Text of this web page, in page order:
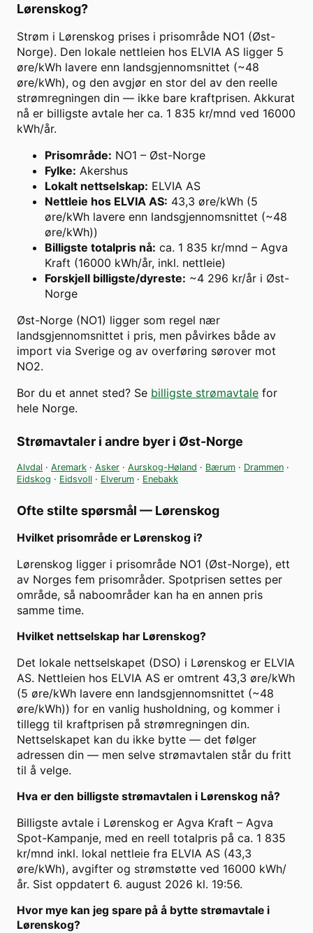
Lørenskog?
Strøm i Lørenskog prises i prisområde NO1 (Øst-
Norge). Den lokale nettleien hos ELVIA AS ligger 5
øre/kWh lavere enn landsgjennomsnittet (~48
øre/kWh), og den avgjør en stor del av den reelle
strømregningen din — ikke bare kraftprisen. Akkurat
nå er billigste avtale her ca. 1 835 kr/mnd ved 16000
kWh/år.
Prisområde: NO1 – Øst-Norge
Fylke: Akershus
Lokalt nettselskap: ELVIA AS
Nettleie hos ELVIA AS: 43,3 øre/kWh (5
øre/kWh lavere enn landsgjennomsnittet (~48
øre/kWh))
Billigste totalpris nå: ca. 1 835 kr/mnd – Agva
Kraft (16000 kWh/år, inkl. nettleie)
Forskjell billigste/dyreste: ~4 296 kr/år i Øst-
Norge
Øst-Norge (NO1) ligger som regel nær
landsgjennomsnittet i pris, men påvirkes både av
import via Sverige og av overføring sørover mot
NO2.
Bor du et annet sted? Se billigste strømavtale for
hele Norge.
Strømavtaler i andre byer i Øst-Norge
Alvdal · Aremark · Asker · Aurskog-Høland · Bærum · Drammen ·
Eidskog · Eidsvoll · Elverum · Enebakk
Ofte stilte spørsmål — Lørenskog
Hvilket prisområde er Lørenskog i?
Lørenskog ligger i prisområde NO1 (Øst-Norge), ett
av Norges fem prisområder. Spotprisen settes per
område, så naboområder kan ha en annen pris
samme time.
Hvilket nettselskap har Lørenskog?
Det lokale nettselskapet (DSO) i Lørenskog er ELVIA
AS. Nettleien hos ELVIA AS er omtrent 43,3 øre/kWh
(5 øre/kWh lavere enn landsgjennomsnittet (~48
øre/kWh)) for en vanlig husholdning, og kommer i
tillegg til kraftprisen på strømregningen din.
Nettselskapet kan du ikke bytte — det følger
adressen din — men selve strømavtalen står du fritt
til å velge.
Hva er den billigste strømavtalen i Lørenskog nå?
Billigste avtale i Lørenskog er Agva Kraft – Agva
Spot-Kampanje, med en reell totalpris på ca. 1 835
kr/mnd inkl. lokal nettleie fra ELVIA AS (43,3
øre/kWh), avgifter og strømstøtte ved 16000 kWh/
år. Sist oppdatert 6. august 2026 kl. 19:56.
Hvor mye kan jeg spare på å bytte strømavtale i
Lørenskog?